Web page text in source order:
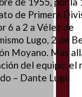
de Primera
6 a 2 a Vélez de
Lugo, 2 de
Moyano. Más
del equipo, el
– Dante Lugo